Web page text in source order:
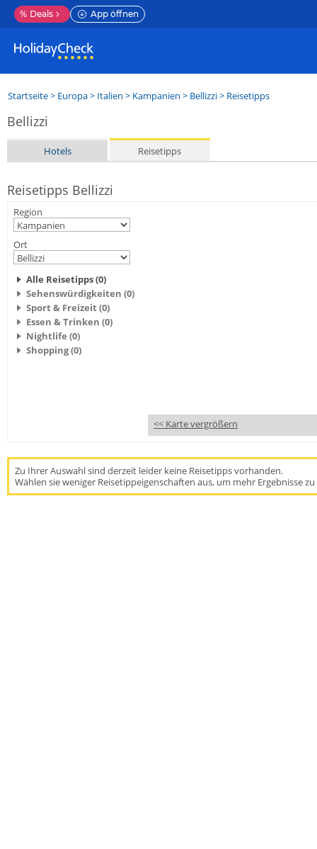
% Deals App öffnen
Startseite> Europa> Italien > Kampanien > Bellizzi> Reisetipps
Bellizzi
Hotels Reisetipps
Reisetipps Bellizzi
Region
Ort
Alle Reisetipps (0)
Sehenswürdigkeiten (0)
Sport & Freizeit (0)
Essen & Trinken (0)
Nightlife (0)
Shopping (0)
<< Karte vergrößern
Zu Ihrer Auswahl sind derzeit leider keine Reisetipps vorhanden.
Wählen sie weniger Reisetippeigenschaften aus, um mehr Ergebnisse